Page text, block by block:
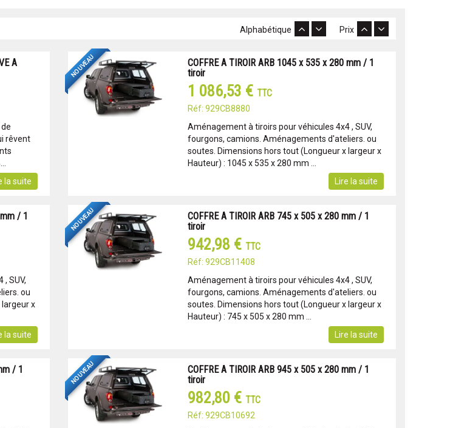
Prix
Alphabétique
A
rêvent
la suite
NOUVEAU
COFFRE A TIROIR ARB 1045 x 535 x 280 mm / 1
tiroir
1 086,53 € TTC
Réf: 929CB8880
Aménagement à tiroirs pour véhicules 4x4 , SUV,
fourgons, camions. Aménagements d'ateliers. ou
soutes. Dimensions hors tout (Longueur x largeur x
Hauteur) : 1045 x 535 x 280 mm ...
Lire la suite
/ 1
SUV,
ou
x
la suite
NOUVEAU
COFFRE A TIROIR ARB 745 x 505 x 280 mm / 1
tiroir
942,98 € TTC
Réf: 929CB11408
Aménagement à tiroirs pour véhicules 4x4 , SUV,
fourgons, camions. Aménagements d'ateliers. ou
soutes. Dimensions hors tout (Longueur x largeur x
Hauteur) : 745 x 505 x 280 mm ...
Lire la suite
/ 1
NOUVEAU
COFFRE A TIROIR ARB 945 x 505 x 280 mm / 1
tiroir
982,80 € TTC
Réf: 929CB10692